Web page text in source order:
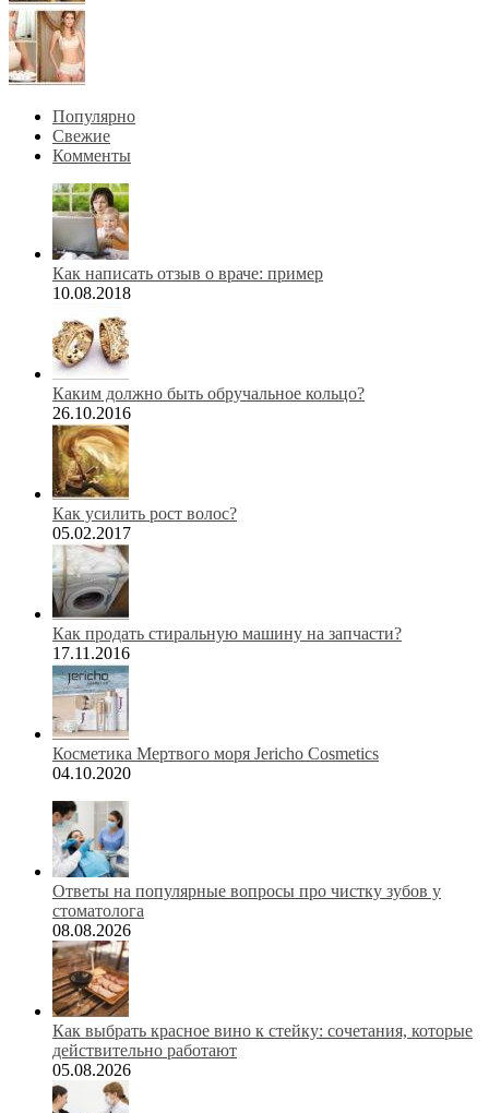
Популярно
Свежие
Комменты
Как написать отзыв о враче: пример
10.08.2018
Каким должно быть обручальное кольцо?
26.10.2016
Как усилить рост волос?
05.02.2017
Как продать стиральную машину на запчасти?
17.11.2016
Косметика Мертвого моря Jericho Cosmetics
04.10.2020
Ответы на популярные вопросы про чистку зубов у
стоматолога
08.08.2026
Как выбрать красное вино к стейку: сочетания, которые
действительно работают
05.08.2026